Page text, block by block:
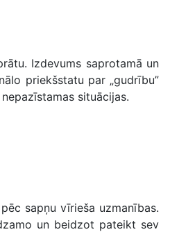
Izdevums saprotamā un
priekšstatu par „gudrību”
situācijas.
sapņu vīrieša uzmanības.
un beidzot pateikt sev